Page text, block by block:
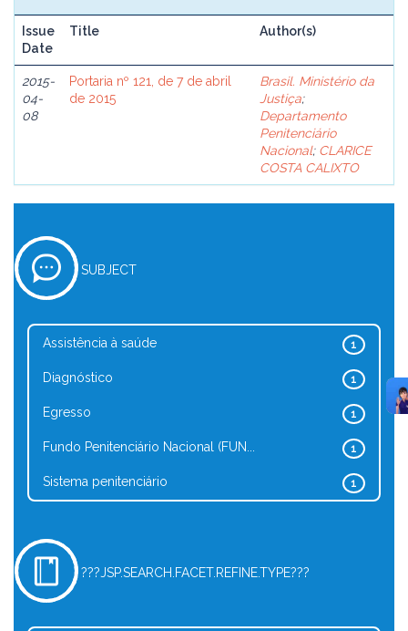
Issue
Date
Title Author(s)
2015-
04-
08
Portaria nº 121, de 7 de abril
de 2015
Brasil. Ministério da
Justiça;
Departamento
Penitenciário
Nacional; CLARICE
COSTA CALIXTO
SUBJECT
1
Assistência à saúde
1
Diagnóstico
1
Egresso
1
Fundo Penitenciário Nacional (FUN...
1
Sistema penitenciário
???JSP.SEARCH.FACET.REFINE.TYPE???